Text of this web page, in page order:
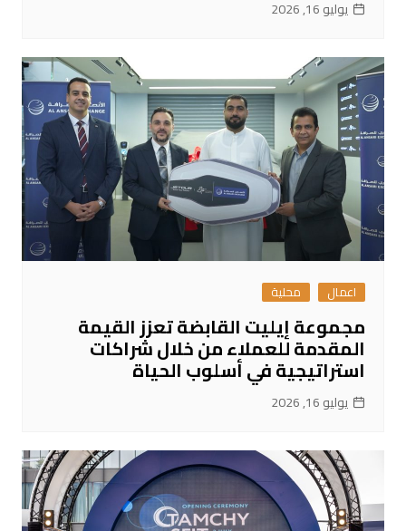
يوليو 16, 2026
اعمال محلية
مجموعة إيليت القابضة تعزز القيمة
المقدمة للعملاء من خلال شراكات
استراتيجية في أسلوب الحياة
يوليو 16, 2026